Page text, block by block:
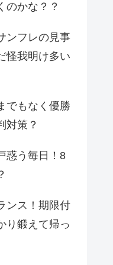
のかな？？
ンフレの見事
怪我明け多い
でもなく優勝
対策？
惑う毎日！8
ンス！期限付
り鍛えて帰っ